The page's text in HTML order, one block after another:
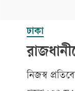
ঢাকা
‎নিজস্ব